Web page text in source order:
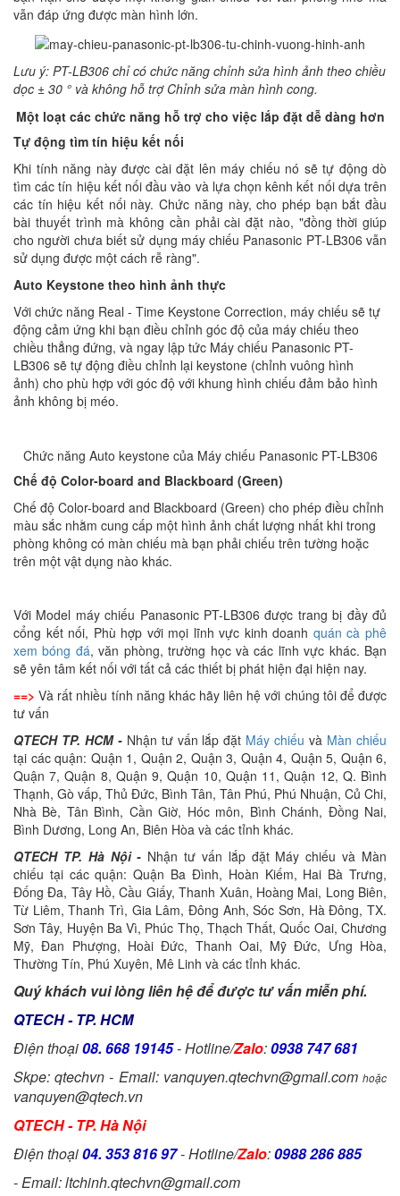
vẫn đáp ứng được màn hình lớn.
Lưu ý: PT-LB306 chỉ có chức năng chỉnh sửa hình ảnh theo chiều
dọc ± 30 ° và không hỗ trợ Chỉnh sửa màn hình cong.
Một loạt các chức năng hỗ trợ cho việc lắp đặt dễ dàng hơn
Tự động tìm tín hiệu kết nối
Khi tính năng này được cài đặt lên máy chiếu nó sẽ tự động dò
tìm các tín hiệu kết nối đầu vào và lựa chọn kênh kết nối dựa trên
các tín hiệu kết nối này. Chức năng này, cho phép bạn bắt đầu
bài thuyết trình mà không cần phải cài đặt nào, "đồng thời giúp
cho người chưa biết sử dụng máy chiếu Panasonic PT-LB306 vẫn
sử dụng được một cách rễ ràng".
Auto Keystone theo hình ảnh thực
Với chức năng Real - Time Keystone Correction, máy chiếu sẽ tự
động cảm ứng khi bạn điều chỉnh góc độ của máy chiếu theo
chiều thẳng đứng, và ngay lập tức Máy chiếu Panasonic PT-
LB306 sẽ tự động điều chỉnh lại keystone (chỉnh vuông hình
ảnh) cho phù hợp với góc độ với khung hình chiếu đảm bảo hình
ảnh không bị méo.
Chức năng Auto keystone của Máy chiếu Panasonic PT-LB306
Chế độ Color-board and Blackboard (Green)
Chế độ Color-board and Blackboard (Green) cho phép điều chỉnh
màu sắc nhằm cung cấp một hình ảnh chất lượng nhất khi trong
phòng không có màn chiếu mà bạn phải chiếu trên tường hoặc
trên một vật dụng nào khác.
Với Model máy chiếu Panasonic PT-LB306 được trang bị đầy đủ
cổng kết nối, Phù hợp với mọi lĩnh vực kinh doanh quán cà phê
xem bóng đá, văn phòng, trường học và các lĩnh vực khác. Bạn
sẽ yên tâm kết nối với tất cả các thiết bị phát hiện đại hiện nay.
==> Và rất nhiều tính năng khác hãy liên hệ với chúng tôi để được
tư vấn
QTECH TP. HCM - Nhận tư vấn lắp đặt Máy chiếu và Màn chiếu
tại các quận: Quận 1, Quận 2, Quận 3, Quận 4, Quận 5, Quận 6,
Quận 7, Quận 8, Quận 9, Quận 10, Quận 11, Quận 12, Q. Bình
Thạnh, Gò vấp, Thủ Đức, Bình Tân, Tân Phú, Phú Nhuận, Củ Chi,
Nhà Bè, Tân Bình, Cần Giờ, Hóc môn, Bình Chánh, Đồng Nai,
Bình Dương, Long An, Biên Hòa và các tỉnh khác.
QTECH TP. Hà Nội - Nhận tư vấn lắp đặt Máy chiếu và Màn
chiếu tại các quận: Quận Ba Đình, Hoàn Kiếm, Hai Bà Trưng,
Đống Đa, Tây Hồ, Cầu Giấy, Thanh Xuân, Hoàng Mai, Long Biên,
Từ Liêm, Thanh Trì, Gia Lâm, Đông Anh, Sóc Sơn, Hà Đông, TX.
Sơn Tây, Huyện Ba Vì, Phúc Thọ, Thạch Thất, Quốc Oai, Chương
Mỹ, Đan Phượng, Hoài Đức, Thanh Oai, Mỹ Đức, Ưng Hòa,
Thường Tín, Phú Xuyên, Mê Linh và các tỉnh khác.
Quý khách vui lòng liên hệ để được tư vấn miễn phí.
QTECH - TP. HCM
Điện thoại08. 668 19145- Hotline/Zalo:0938 747 681
Skpe: qtechvn - Email: vanquyen.qtechvn@gmail.com hoặc
vanquyen@qtech.vn
QTECH - TP. Hà Nội
Điện thoại04. 353 816 97- Hotline/Zalo:0988 286 885
- Email: ltchinh.qtechvn@gmail.com